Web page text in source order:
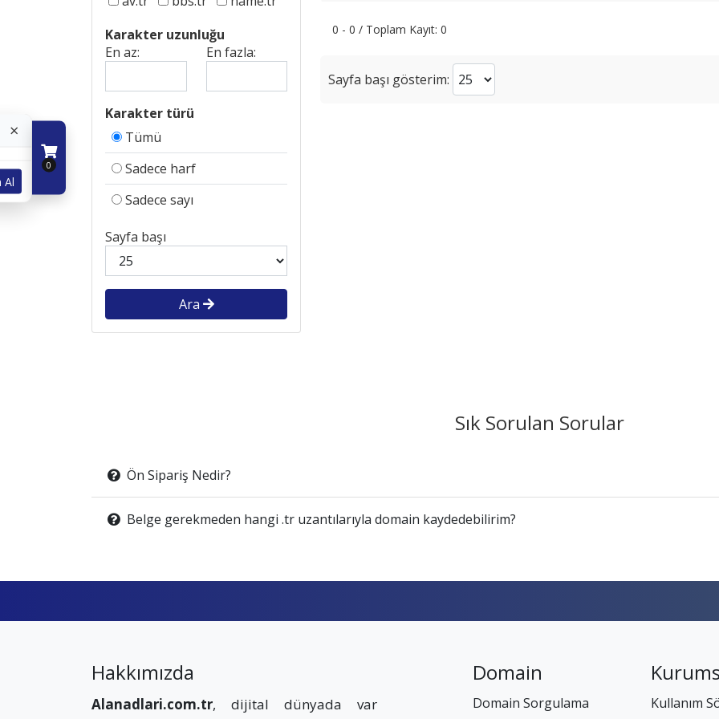
Karakter uzunluğu
En az:
En fazla:
Karakter türü
Tümü
Sadece harf
Sadece sayı
Sayfa başı
Ara
0 - 0 / Toplam Kayıt: 0
Sayfa başı gösterim:
Sık Sorulan Sorular
Ön Sipariş Nedir?
Belge gerekmeden hangi .tr uzantılarıyla domain kaydedebilirim?
Hakkımızda
Alanadlari.com.tr, dijital dünyada var
Domain
Domain Sorgulama Kullanım
0
×
Al